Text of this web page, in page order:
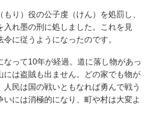
り）役の公子虔（けん）を処罰し、
入れ墨の刑に処しました。これを見
に従うようになったのです。
って10年が経過。道に落し物があっ
には盗賊も出ません。どの家でも物が
人民は国の戦いともなれば勇んで戦う
いには消極的になり、町や村は大変よ